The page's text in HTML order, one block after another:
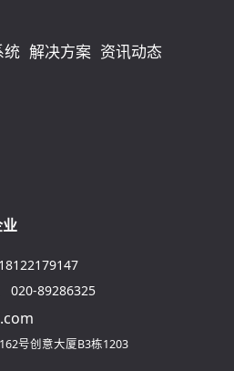
统 解决方案 资讯动态
18122179147
020-89286325
号创意大厦B3栋1203